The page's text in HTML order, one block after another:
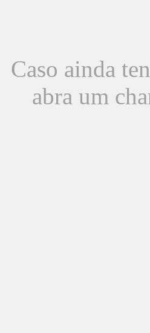
Caso ainda
abra um